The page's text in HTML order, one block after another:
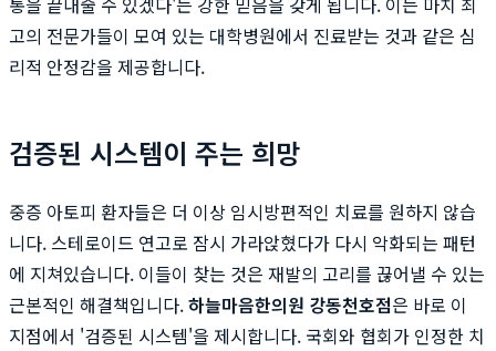
고의 전문가들이 모여 있는 대학병원에서 진료받는 것과 같은 심
리적 안정감을 제공합니다.
검증된 시스템이 주는 희망
중증 아토피 환자들은 더 이상 임시방편적인 치료를 원하지 않습
니다. 스테로이드 연고로 잠시 가라앉혔다가 다시 악화되는 패턴
에 지쳐있습니다. 이들이 찾는 것은 재발의 고리를 끊어낼 수 있는
근본적인 해결책입니다.하늘마음한의원 강동천호점은 바로 이
지점에서 '검증된 시스템'을 제시합니다. 국회와 협회가 인정한 치